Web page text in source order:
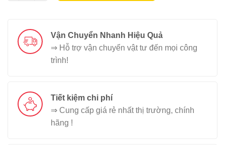
Vận Chuyển Nhanh Hiệu Quả
⇒ Hỗ trợ vận chuyển vật tư đến mọi công
trình!
Tiết kiệm chi phí
⇒ Cung cấp giá rẻ nhất thị trường, chính
hãng !